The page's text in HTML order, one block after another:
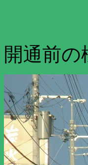
開通前の